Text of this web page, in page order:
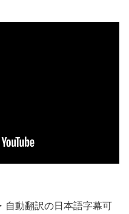
自動翻訳の日本語字幕可